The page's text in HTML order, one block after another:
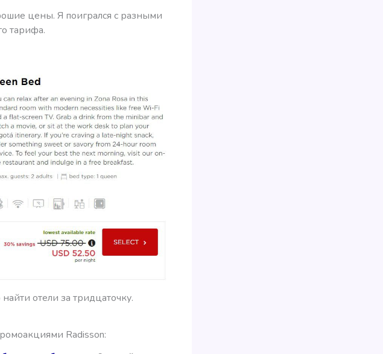
цены. Я поигрался с разными
тарифа.
отели за тридцаточку.
Radisson: